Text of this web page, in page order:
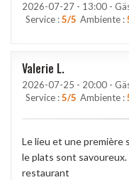
2026-07-27 - 13:00 -
Service :5/5 Ambiente :
Valerie L
2026-07-25 - 20:00 -
Service :5/5 Ambiente :
Le lieu et une première
le plats sont
restaurant